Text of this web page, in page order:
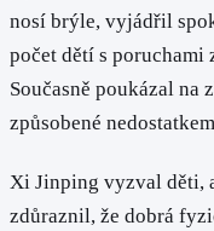
nosí brýle, vyjádřil
počet dětí s
Současně poukázal
způsobené
Xi Jinping vyzval děti,
zdůraznil, že dobrá